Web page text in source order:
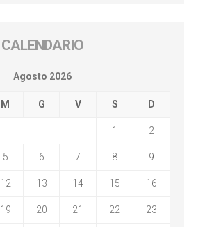
CALENDARIO
Agosto 2026
M G V S D
1 2
5 6 7 8 9
12 13 14 15 16
19 20 21 22 23